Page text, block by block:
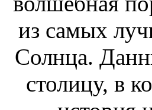
из самых
Солнца.
столицу, в